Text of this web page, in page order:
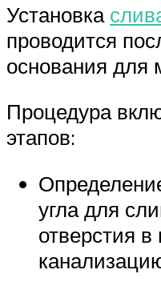
Установка
проводится
основания для
Процедура
этапов:
угла для
отверстия